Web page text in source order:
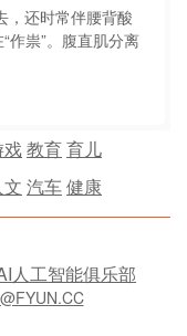
，还时常伴腰背酸
作祟”。腹直肌分离
戏教育育儿
文 汽车健康
人工智能俱乐部